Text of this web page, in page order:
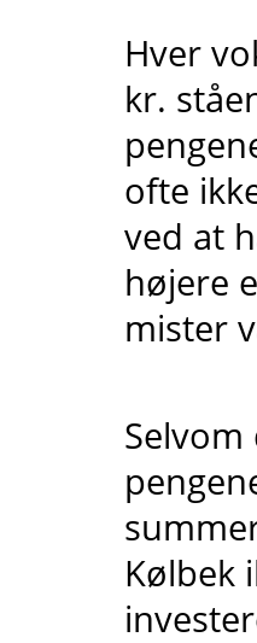
Hver
kr.
ofte
ved at
højere
mister
Kølbek